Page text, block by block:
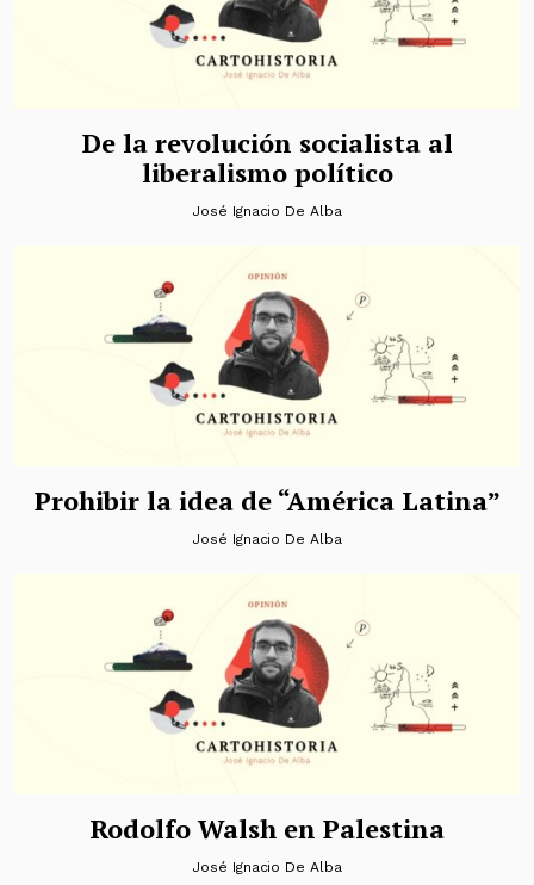
De la revolución socialista al
liberalismo político
José Ignacio De Alba
Prohibir la idea de “América Latina”
José Ignacio De Alba
Rodolfo Walsh en Palestina
José Ignacio De Alba